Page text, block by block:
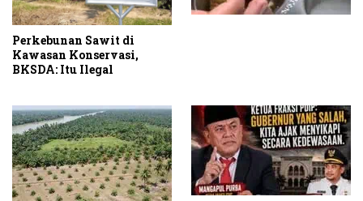
Perkebunan Sawit di
Kawasan Konservasi,
BKSDA: Itu Ilegal